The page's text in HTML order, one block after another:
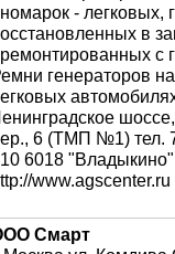
- легковых,
в
с
генераторов
6 (ТМП №1) тел.
6018
Смарт